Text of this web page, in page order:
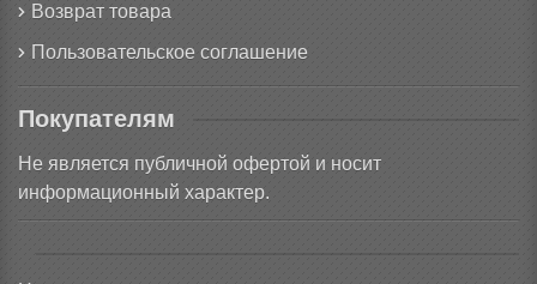
Возврат товара
Пользовательское соглашение
Покупателям
Не является публичной офертой и носит
информационный характер.